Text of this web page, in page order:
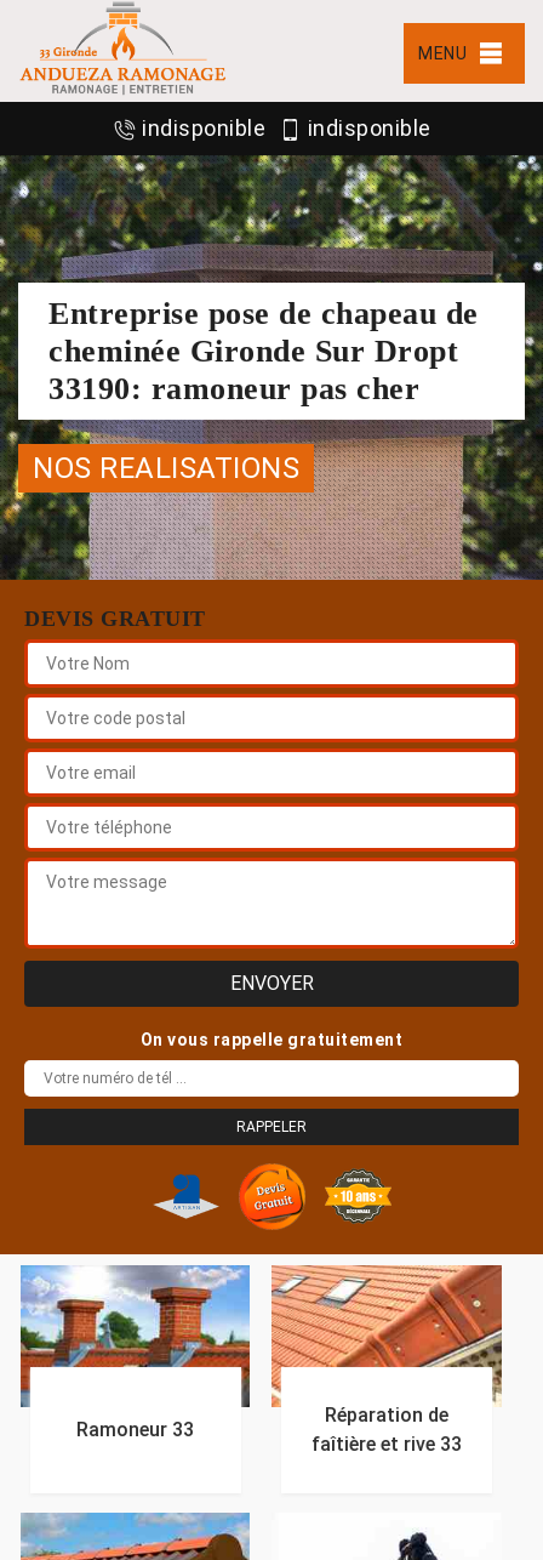
MENU
indisponible indisponible
Entreprise pose de chapeau de
cheminée Gironde Sur Dropt
33190: ramoneur pas cher
NOS REALISATIONS
DEVIS GRATUIT
On vous rappelle gratuitement
Ramoneur 33
Réparation de
faîtière et rive 33